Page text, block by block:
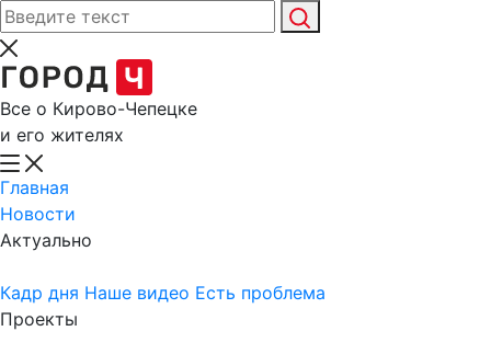
Все о Кирово-Чепецке
и его жителях
Главная
Новости
Актуально
Кадр дня Наше видео Есть проблема
Проекты